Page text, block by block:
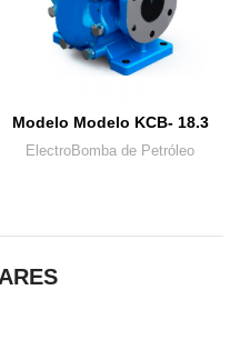
Modelo Modelo KCB- 18.3
ElectroBomba de Petróleo